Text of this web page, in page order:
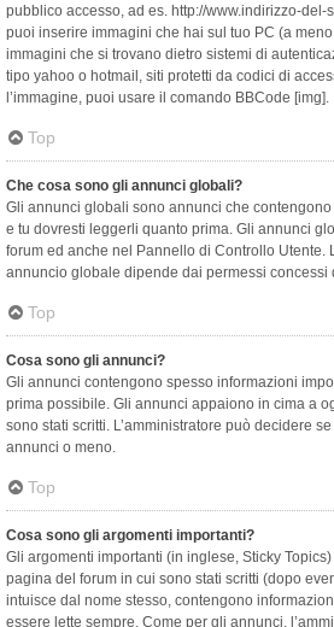
pubblico accesso, ad es. http://www.indirizzo-del-
puoi inserire immagini che hai sul tuo PC (a
immagini che si trovano dietro sistemi di
tipo yahoo o hotmail, siti protetti da codici di
l’immagine, puoi usare il comando BBCode [img].
Top
Che cosa sono gli annunci globali?
Gli annunci globali sono annunci che
e tu dovresti leggerli quanto prima. Gli annunci
forum ed anche nel Pannello di Controllo Utente.
annuncio globale dipende dai permessi concessi
Top
Cosa sono gli annunci?
Gli annunci contengono spesso informazioni
prima possibile. Gli annunci appaiono in cima a
sono stati scritti. L’amministratore può decidere
annunci o meno.
Top
Cosa sono gli argomenti importanti?
Gli argomenti importanti (in inglese, Sticky
pagina del forum in cui sono stati scritti (dopo
intuisce dal nome stesso, contengono
essere lette sempre. Come per gli annunci,